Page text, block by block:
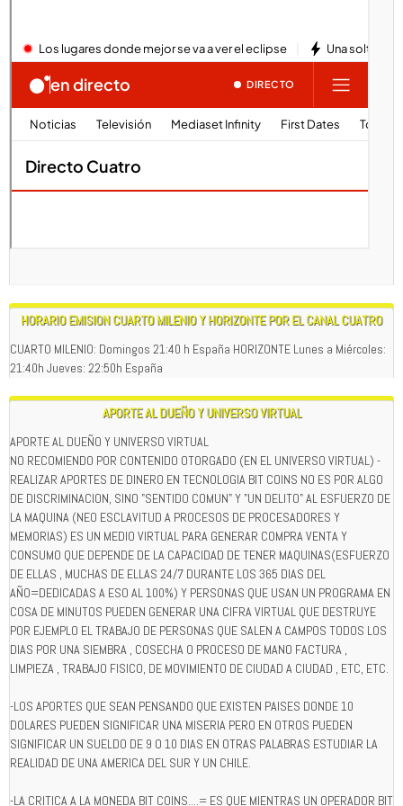
HORARIO EMISION CUARTO MILENIO Y HORIZONTE POR EL CANAL CUATRO
CUARTO MILENIO: Domingos 21:40 h España HORIZONTE Lunes a Miércoles:
21:40h Jueves: 22:50h España
APORTE AL DUEÑO Y UNIVERSO VIRTUAL
APORTE AL DUEÑO Y UNIVERSO VIRTUAL
NO RECOMIENDO POR CONTENIDO OTORGADO (EN EL UNIVERSO VIRTUAL) -
REALIZAR APORTES DE DINERO EN TECNOLOGIA BIT COINS NO ES POR ALGO
DE DISCRIMINACION, SINO "SENTIDO COMUN" Y "UN DELITO" AL ESFUERZO DE
LA MAQUINA (NEO ESCLAVITUD A PROCESOS DE PROCESADORES Y
MEMORIAS) ES UN MEDIO VIRTUAL PARA GENERAR COMPRA VENTA Y
CONSUMO QUE DEPENDE DE LA CAPACIDAD DE TENER MAQUINAS(ESFUERZO
DE ELLAS , MUCHAS DE ELLAS 24/7 DURANTE LOS 365 DIAS DEL
AÑO=DEDICADAS A ESO AL 100%) Y PERSONAS QUE USAN UN PROGRAMA EN
COSA DE MINUTOS PUEDEN GENERAR UNA CIFRA VIRTUAL QUE DESTRUYE
POR EJEMPLO EL TRABAJO DE PERSONAS QUE SALEN A CAMPOS TODOS LOS
DIAS POR UNA SIEMBRA , COSECHA O PROCESO DE MANO FACTURA ,
LIMPIEZA , TRABAJO FISICO, DE MOVIMIENTO DE CIUDAD A CIUDAD , ETC, ETC.
-LOS APORTES QUE SEAN PENSANDO QUE EXISTEN PAISES DONDE 10
DOLARES PUEDEN SIGNIFICAR UNA MISERIA PERO EN OTROS PUEDEN
SIGNIFICAR UN SUELDO DE 9 O 10 DIAS EN OTRAS PALABRAS ESTUDIAR LA
REALIDAD DE UNA AMERICA DEL SUR Y UN CHILE.
-LA CRITICA A LA MONEDA BIT COINS....= ES QUE MIENTRAS UN OPERADOR BIT